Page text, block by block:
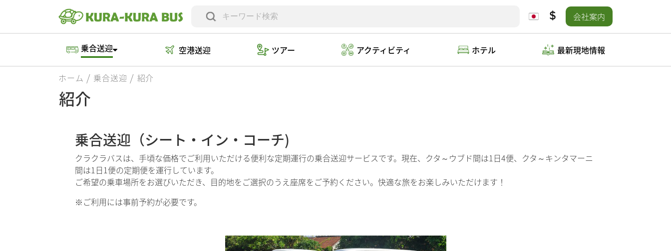
会社案内
乗合送迎 空港送迎 ツアー アクティビティ ホテル 最新現地情報
ホーム 乗合送迎 紹介
紹介
乗合送迎（シート・イン・コーチ)
クラクラバスは、手頃な価格でご利用いただける便利な定期運行の乗合送迎サービスです。現在、クタ～ウブド間は1日4便、クタ～キンタマーニ
間は1日1便の定期便を運行しています。
ご希望の乗車場所をお選びいただき、目的地をご選択のうえ座席をご予約ください。快適な旅をお楽しみいただけます！
※ご利用には事前予約が必要です。